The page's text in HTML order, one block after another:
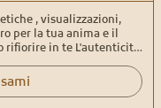
del presente.
, visualizzazioni,
per la tua anima e il
rifiorire in te L'autenticità
sul sentiero della